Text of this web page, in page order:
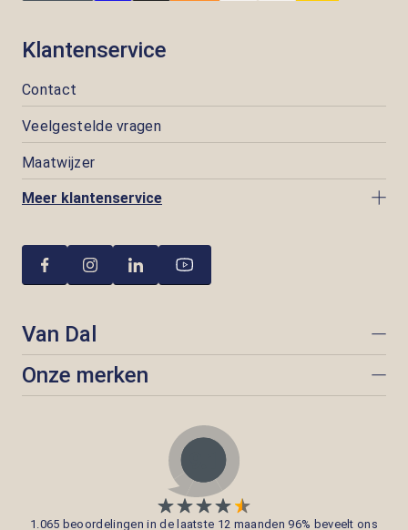
Klantenservice
Contact
Veelgestelde vragen
Maatwijzer
Meer klantenservice
Van Dal
Onze merken
1.065 beoordelingen in de laatste 12 maanden 96% beveelt ons